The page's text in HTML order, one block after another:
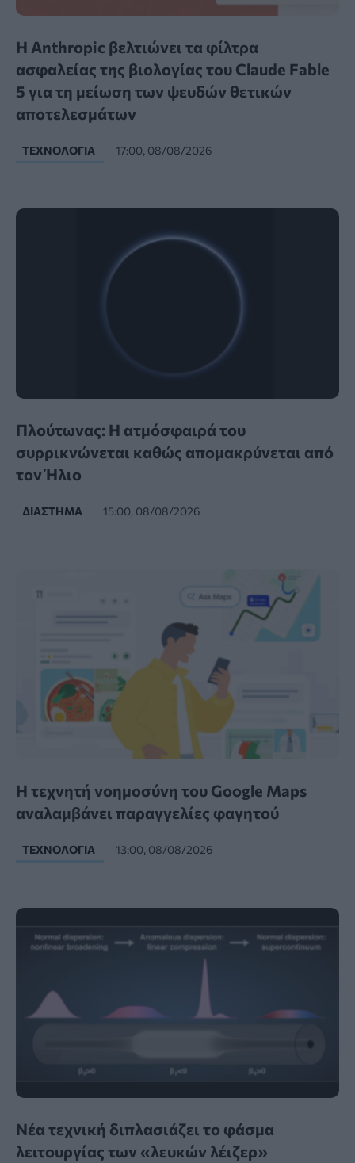
Η Anthropic βελτιώνει τα φίλτρα
ασφαλείας της βιολογίας του Claude Fable
5 για τη μείωση των ψευδών θετικών
αποτελεσμάτων
ΤΕΧΝΟΛΟΓΊΑ 17:00, 08/08/2026
Πλούτωνας: Η ατμόσφαιρά του
συρρικνώνεται καθώς απομακρύνεται από
τον Ήλιο
ΔΙΆΣΤΗΜΑ 15:00, 08/08/2026
Η τεχνητή νοημοσύνη του Google Maps
αναλαμβάνει παραγγελίες φαγητού
ΤΕΧΝΟΛΟΓΊΑ 13:00, 08/08/2026
Νέα τεχνική διπλασιάζει το φάσμα
λειτουργίας των «λευκών λέιζερ»